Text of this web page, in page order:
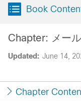
Book
Updated: June 14,
Chapter: メー
Chapter